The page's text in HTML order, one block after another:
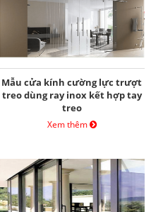
Mẫu cửa kính cường lực trượt
treo dùng ray inox kết hợp tay
treo
Xem thêm